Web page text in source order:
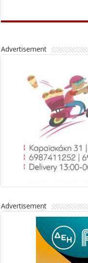
Advertisement
Advertisement